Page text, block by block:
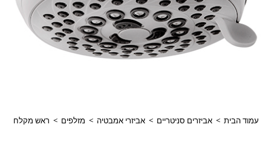
עמוד הבית > אביזרים סניטריים > אביזרי אמבטיה > מזלפים > ראש מקלח סטאר